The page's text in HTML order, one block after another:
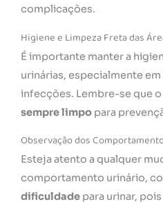
complicações.
Higiene e Limpeza Freta das
É importante manter a
urinárias, especialmente
infecções. Lembre-se que o
sempre limpo para
Observação dos
Esteja atento a qualquer
comportamento urinário,
dificuldade para urinar,